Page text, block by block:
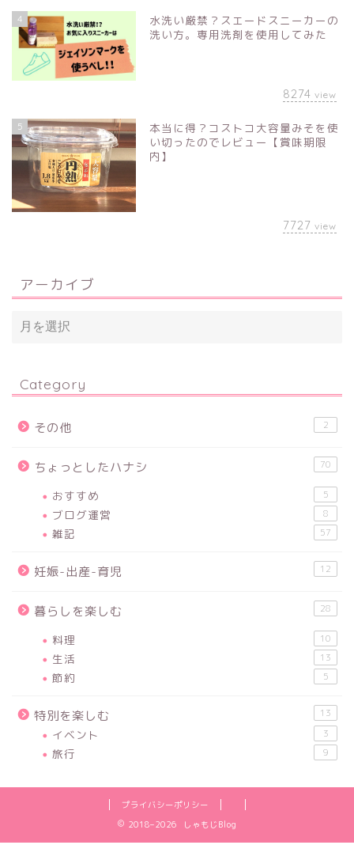
4
水洗い厳禁？スエードスニーカーの
洗い方。専用洗剤を使用してみた
8274 view
5
本当に得？コストコ大容量みそを使
い切ったのでレビュー【賞味期限
内】
7727 view
アーカイブ
Category
その他 2
ちょっとしたハナシ 70
おすすめ 5
ブログ運営 8
雑記 57
妊娠-出産-育児 12
暮らしを楽しむ 28
料理 10
生活 13
節約 5
特別を楽しむ 13
イベント 3
旅行 9
プライバシーポリシー
2018–2026 しゃもじBlog